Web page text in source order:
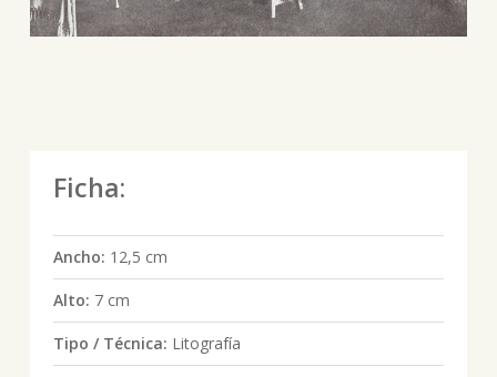
Ficha:
Ancho: 12,5 cm
Alto: 7 cm
Tipo / Técnica: Litografía